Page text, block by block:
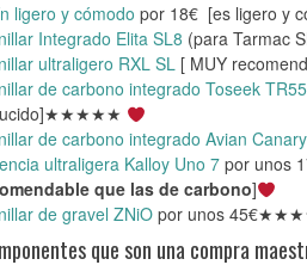
ligero y cómodo por 18€ [es ligero y
Integrado Elita SL8 (para Tarmac
ultraligero RXL SL [ MUY
de carbono integrado Toseek
de carbono integrado Avian Canary
ultraligera Kalloy Uno 7 por unos
que las de carbono]
de gravel ZNiO por unos
que son una compra